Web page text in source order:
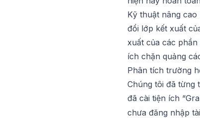
Kỹ thuật nâng
đổi lớp kết xuất
xuất của các
ích chặn quảng
Phân tích trường
Chúng tôi đã từng
đã cài tiện ích
chưa đăng nhập